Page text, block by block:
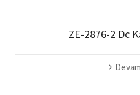
ZE-2876-2 Dc